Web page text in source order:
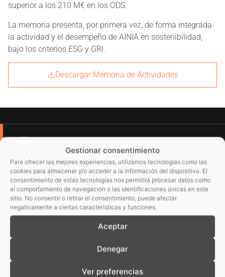
Gestionar consentimiento
Para ofrecer las mejores experiencias, utilizamos tecnologías como las
cookies para almacenar y/o acceder a la información del dispositivo. El
consentimiento de estas tecnologías nos permitirá procesar datos como
el comportamiento de navegación o las identificaciones únicas en este
sitio. No consentir o retirar el consentimiento, puede afectar
negativamente a ciertas características y funciones.
Aceptar
Denegar
Ver preferencias
superior a los 210 M€ en los ODS.
La memoria presenta, por primera vez, de forma integrada
la actividad y el desempeño de AINIA en sostenibilidad,
bajo los criterios ESG y GRI.
Descargar Memoria de Actividades
Corporativo